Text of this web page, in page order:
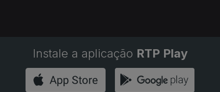
Instale a aplicação RTP Play